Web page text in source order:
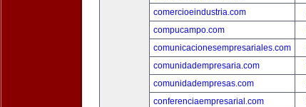
comercioeindustria.com
compucampo.com
comunicacionesempresariales.com
comunidadempresaria.com
comunidadempresas.com
conferenciaempresarial.com